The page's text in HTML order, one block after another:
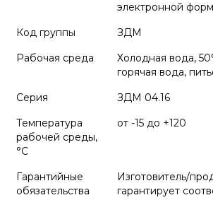
электронной
Код группы
ЗДМ
Рабочая среда
Холодная вода,
горячая вода,
Серия
ЗДМ 04.16
Температура
рабочей среды,
°С
от -15 до +120
Гарантийные
обязательства
Изготовитель/
гарантирует